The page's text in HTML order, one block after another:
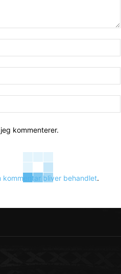
kommenterer.
bliver behandlet.